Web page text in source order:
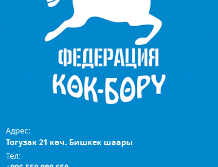
Адрес:
Тогузак 21 көч. Бишкек шаары
Тел: